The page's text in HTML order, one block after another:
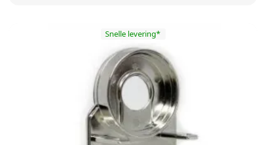
Snelle levering*